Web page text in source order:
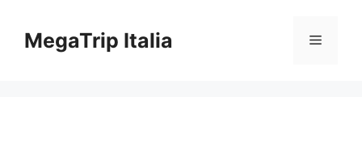
contenuto
MegaTrip Italia Menu